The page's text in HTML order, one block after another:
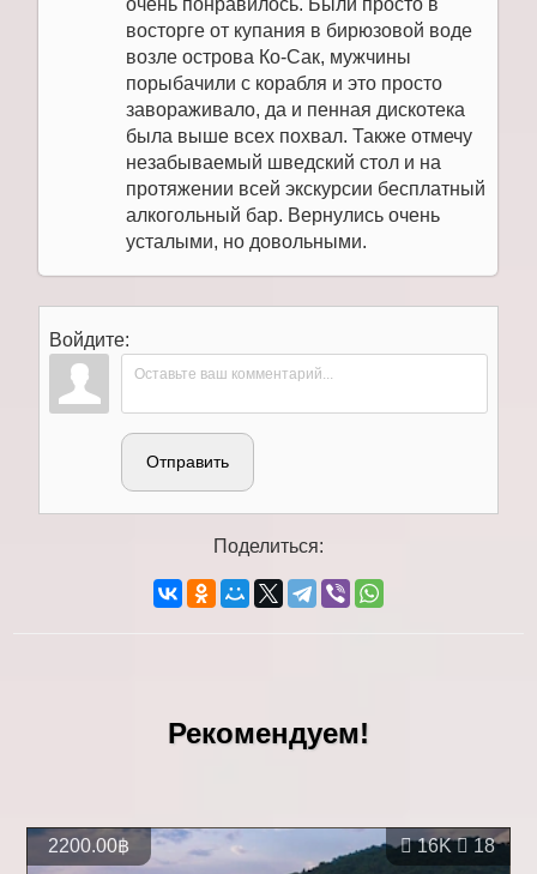
очень понравилось. Были просто в
восторге от купания в бирюзовой воде
возле острова Ко-Сак, мужчины
порыбачили с корабля и это просто
завораживало, да и пенная дискотека
была выше всех похвал. Также отмечу
незабываемый шведский стол и на
протяжении всей экскурсии бесплатный
алкогольный бар. Вернулись очень
усталыми, но довольными.
Войдите:
Отправить
Поделиться:
Рекомендуем!
16K 18
2200.00฿